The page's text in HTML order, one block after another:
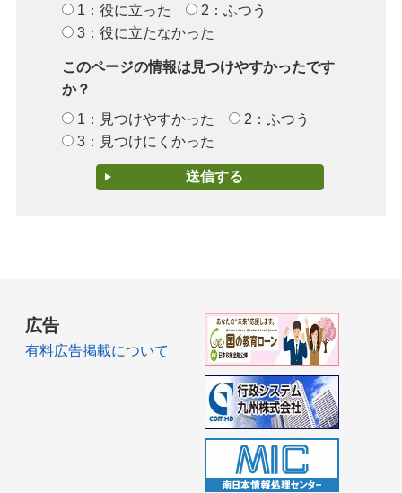
1：役に立った
2：ふつう
3：役に立たなかった
このページの情報は見つけやすかったです
か？
1：見つけやすかった
2：ふつう
3：見つけにくかった
広告
有料広告掲載について